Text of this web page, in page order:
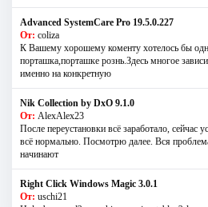
Advanced SystemCare Pro 19.5.0.227
От: coliza
К Вашему хорошему коменту хотелось бы
порташка,порташке рознь.Здесь многое
именно на конкретную
Nik Collection by DxO 9.1.0
От: AlexAlex23
После переустановки всё заработало, сейчас
всё нормально. Посмотрю далее. Вся
начинают
Right Click Windows Magic 3.0.1
От: uschi21